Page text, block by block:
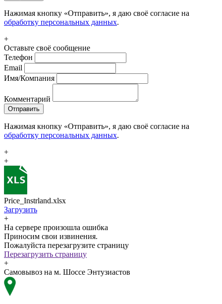
Нажимая кнопку «Отправить», я даю своё согласие на
обработку персональных данных.
+
Оставьте своё сообщение
Телефон
Email
Имя/Компания
Комментарий
Отправить
Нажимая кнопку «Отправить», я даю своё согласие на
обработку персональных данных.
+
+
Price_Instrland.xlsx
Загрузить
+
На сервере произошла ошибка
Приносим свои извинения.
Пожалуйста перезагрузите страницу
Перезагрузить страницу
+
Самовывоз на м. Шоссе Энтузиастов